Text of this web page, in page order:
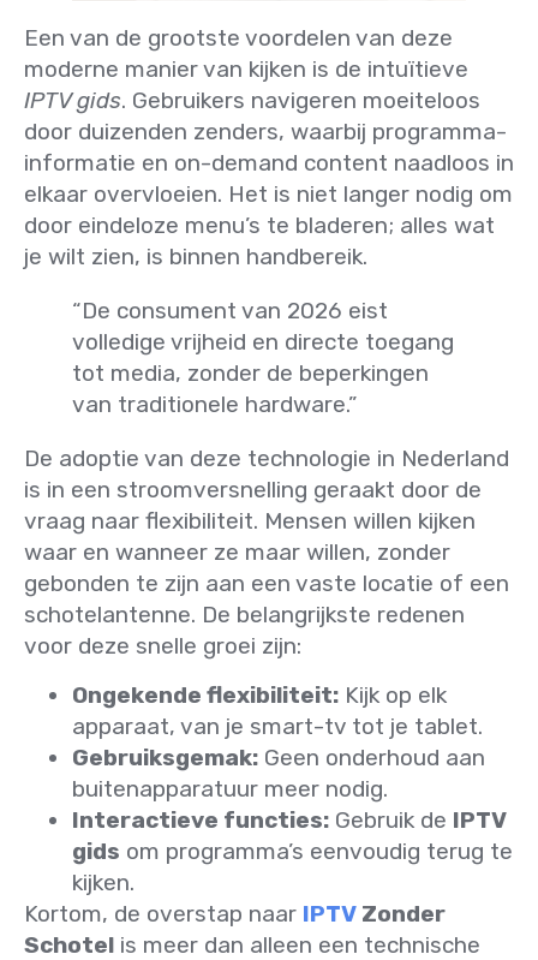
Een van de grootste voordelen van deze
moderne manier van kijken is de intuïtieve
IPTV gids. Gebruikers navigeren moeiteloos
door duizenden zenders, waarbij programma-
informatie en on-demand content naadloos in
elkaar overvloeien. Het is niet langer nodig om
door eindeloze menu’s te bladeren; alles wat
je wilt zien, is binnen handbereik.
“De consument van 2026 eist
volledige vrijheid en directe toegang
tot media, zonder de beperkingen
van traditionele hardware.”
De adoptie van deze technologie in Nederland
is in een stroomversnelling geraakt door de
vraag naar flexibiliteit. Mensen willen kijken
waar en wanneer ze maar willen, zonder
gebonden te zijn aan een vaste locatie of een
schotelantenne. De belangrijkste redenen
voor deze snelle groei zijn:
Ongekende flexibiliteit: Kijk op elk
apparaat, van je smart-tv tot je tablet.
Gebruiksgemak: Geen onderhoud aan
buitenapparatuur meer nodig.
Interactieve functies: Gebruik de IPTV
gids om programma’s eenvoudig terug te
kijken.
Kortom, de overstap naar IPTV Zonder
Schotel is meer dan alleen een technische